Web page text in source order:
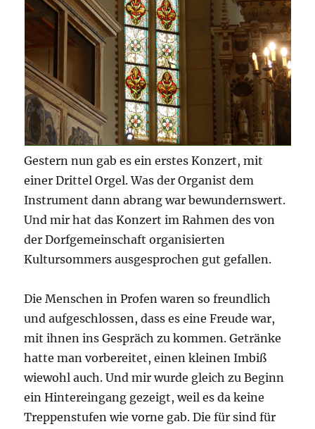
Gestern nun gab es ein erstes Konzert, mit
einer Drittel Orgel. Was der Organist dem
Instrument dann abrang war bewundernswert.
Und mir hat das Konzert im Rahmen des von
der Dorfgemeinschaft organisierten
Kultursommers ausgesprochen gut gefallen.
Die Menschen in Profen waren so freundlich
und aufgeschlossen, dass es eine Freude war,
mit ihnen ins Gespräch zu kommen. Getränke
hatte man vorbereitet, einen kleinen Imbiß
wiewohl auch. Und mir wurde gleich zu Beginn
ein Hintereingang gezeigt, weil es da keine
Treppenstufen wie vorne gab. Die für sind für